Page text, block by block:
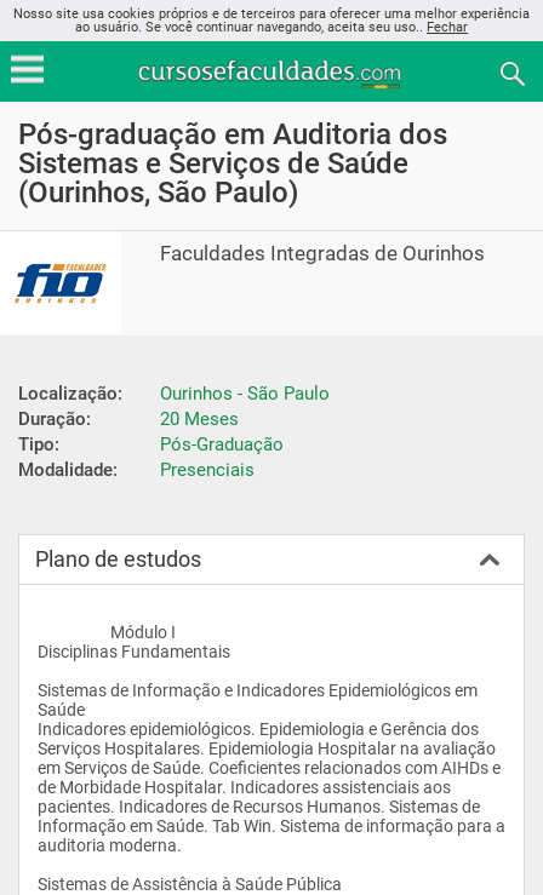
Nosso site usa cookies próprios e de terceiros para oferecer uma melhor experiência
ao usuário. Se você continuar navegando, aceita seu uso.. Fechar
Pós-graduação em Auditoria dos
Sistemas e Serviços de Saúde
(Ourinhos, São Paulo)
Faculdades Integradas de Ourinhos
Localização:
Ourinhos - São Paulo
Duração:
20 Meses
Tipo:
Pós-Graduação
Modalidade:
Presenciais
Plano de estudos
Disciplinas Fundamentais
Sistemas de Informação e Indicadores Epidemiológicos em
Saúde
Indicadores epidemiológicos. Epidemiologia e Gerência dos
Serviços Hospitalares. Epidemiologia Hospitalar na avaliação
em Serviços de Saúde. Coeficientes relacionados com AIHDs e
de Morbidade Hospitalar. Indicadores assistenciais aos
pacientes. Indicadores de Recursos Humanos. Sistemas de
Informação em Saúde. Tab Win. Sistema de informação para a
auditoria moderna.
Sistemas de Assistência à Saúde Pública